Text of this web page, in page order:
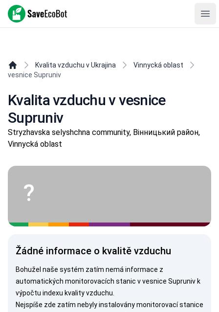
SaveEcoBot
Kvalita vzduchu v Ukrajina
Vinnycká oblast
vesnice Supruniv
Kvalita vzduchu v vesnice
Supruniv
Stryzhavska selyshchna community, Вінницький район,
Vinnycká oblast
?
Žádné informace o kvalitě vzduchu
Bohužel naše systém zatím nemá informace z
automatických monitorovacích stanic v vesnice Supruniv k
výpočtu indexu kvality vzduchu.
Nejspíše zde zatím nebyly instalovány monitorovací stanice